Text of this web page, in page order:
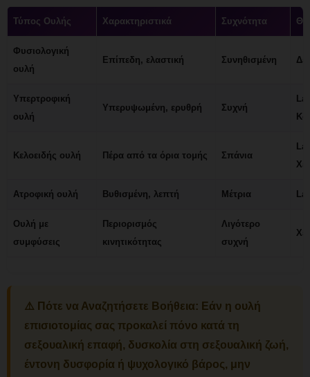
Τύπος Ουλής Χαρακτηριστικά Συχνότητα
Φυσιολογική
ουλή
Επίπεδη, ελαστική Συνηθισμένη
Υπερτροφική
ουλή
Υπερυψωμένη, ερυθρή Συχνή
Κελοειδής ουλή Πέρα από τα όρια τομής Σπάνια
Ατροφική ουλή Βυθισμένη, λεπτή Μέτρια
Ουλή με
συμφύσεις
Περιορισμός
κινητικότητας
Λιγότερο
συχνή
⚠️ Πότε να Αναζητήσετε Βοήθεια: Εάν η ουλή
επισιοτομίας σας προκαλεί πόνο κατά τη
σεξουαλική επαφή, δυσκολία στη σεξουαλική ζωή,
έντονη δυσφορία ή ψυχολογικό βάρος, μην